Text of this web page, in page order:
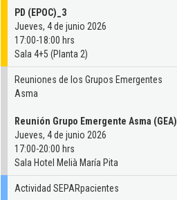
PD (EPOC)_3
Jueves, 4 de junio 2026
17:00-18:00 hrs
Sala 4+5 (Planta 2)
Reuniones de los Grupos Emergentes
Asma
Reunión Grupo Emergente Asma (GEA)
Jueves, 4 de junio 2026
17:00-20:00 hrs
Sala Hotel Melià María Pita
Actividad SEPARpacientes